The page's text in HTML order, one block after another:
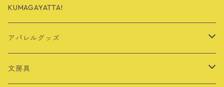
KUMAGAYATTA!
アパレルグッズ
Tシャツ
文房具